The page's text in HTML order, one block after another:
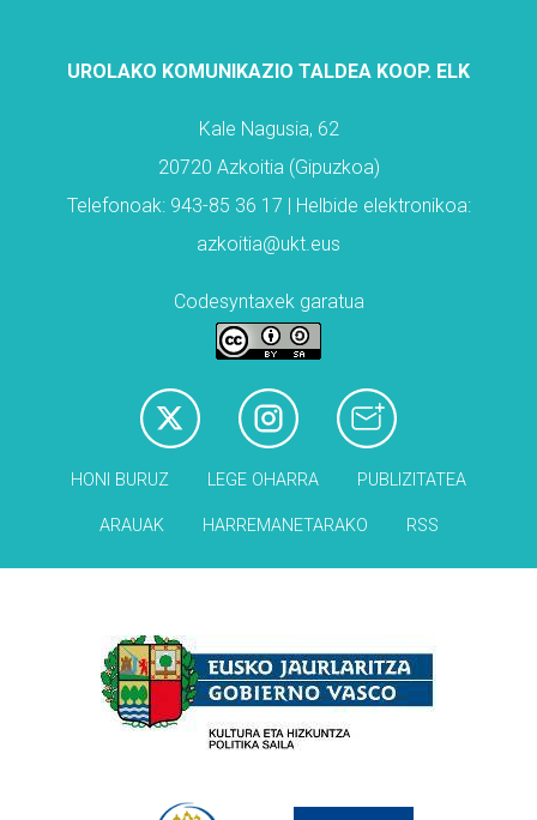
UROLAKO KOMUNIKAZIO TALDEA KOOP. ELK
Kale Nagusia, 62
20720 Azkoitia (Gipuzkoa)
Telefonoak: 943-85 36 17 | Helbide elektronikoa:
azkoitia@ukt.eus
Codesyntaxek garatua
HONI BURUZ LEGE OHARRA PUBLIZITATEA
ARAUAK HARREMANETARAKO RSS